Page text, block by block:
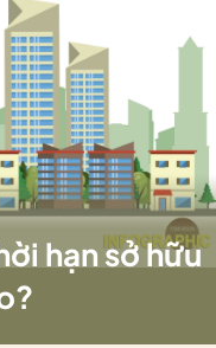
hạn sở hữu